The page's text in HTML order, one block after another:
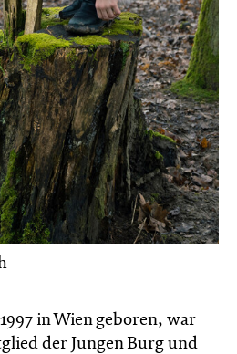
1997 in Wien geboren, war
der Jungen Burg und